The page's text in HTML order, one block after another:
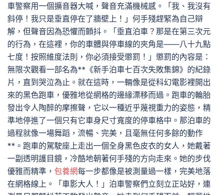
車警察用一個擴音器大喊，聲音充滿機械感。「我、我沒有
斜停！我只是垂直停在了牆壁上！」何手殘趕緊為自己辯
解，但聲音因為恐懼而顫抖。「垂直泊車？那是在第三次元
的行為，在這裡，你的車體與停車線的夾角是——八十九點
七度！按照維度法則，你必須接受懲罰！」懲罰的內容是：
無限次觀看一部名為**《新手泊車七百次失敗集錦》的紀錄
片，直到哭泣為止。就在這時，一輛像是從科幻電影裡開出
來的黑色跑車，優雅地從網格的邊緣漂移而過。跑車的輪胎
發出令人陶醉的摩擦聲，它以一種近乎蔑視重力的姿態，精
準地停進了一個只有它車身尺寸寬度的停車格中。那泊車的
過程就像一場舞蹈，流暢、完美，且毫無任何多餘的動作
**。跑車的駕駛座上走出一個全身黑色皮衣的女人，她戴著
一副透明護目鏡，冷酷地朝著何手殘的方向走來。她的步伐
優雅而精準， 包養網每一步都像是被測量過一樣，完美地落
在網格線上。「車影大人！」泊車警察們立刻立正站好，連